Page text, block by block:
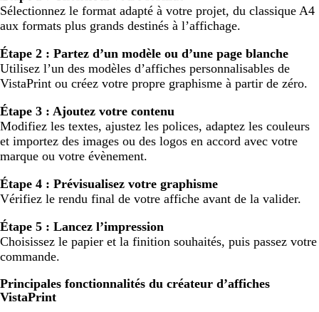
Sélectionnez le format adapté à votre projet, du classique A4
aux formats plus grands destinés à l’affichage.
Étape 2 : Partez d’un modèle ou d’une page blanche
Utilisez l’un des modèles d’affiches personnalisables de
VistaPrint ou créez votre propre graphisme à partir de zéro.
Étape 3 : Ajoutez votre contenu
Modifiez les textes, ajustez les polices, adaptez les couleurs
et importez des images ou des logos en accord avec votre
marque ou votre évènement.
Étape 4 : Prévisualisez votre graphisme
Vérifiez le rendu final de votre affiche avant de la valider.
Étape 5 : Lancez l’impression
Choisissez le papier et la finition souhaités, puis passez votre
commande.
Principales fonctionnalités du créateur d’affiches
VistaPrint